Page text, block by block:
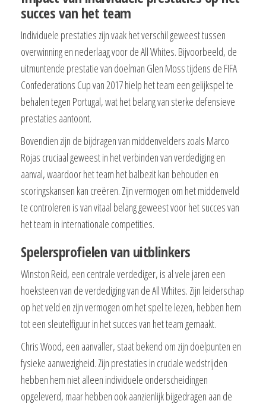
succes van het team
Individuele prestaties zijn vaak het verschil geweest tussen
overwinning en nederlaag voor de All Whites. Bijvoorbeeld, de
uitmuntende prestatie van doelman Glen Moss tijdens de FIFA
Confederations Cup van 2017 hielp het team een gelijkspel te
behalen tegen Portugal, wat het belang van sterke defensieve
prestaties aantoont.
Bovendien zijn de bijdragen van middenvelders zoals Marco
Rojas cruciaal geweest in het verbinden van verdediging en
aanval, waardoor het team het balbezit kan behouden en
scoringskansen kan creëren. Zijn vermogen om het middenveld
te controleren is van vitaal belang geweest voor het succes van
het team in internationale competities.
Spelersprofielen van uitblinkers
Winston Reid, een centrale verdediger, is al vele jaren een
hoeksteen van de verdediging van de All Whites. Zijn leiderschap
op het veld en zijn vermogen om het spel te lezen, hebben hem
tot een sleutelfiguur in het succes van het team gemaakt.
Chris Wood, een aanvaller, staat bekend om zijn doelpunten en
fysieke aanwezigheid. Zijn prestaties in cruciale wedstrijden
hebben hem niet alleen individuele onderscheidingen
opgeleverd, maar hebben ook aanzienlijk bijgedragen aan de